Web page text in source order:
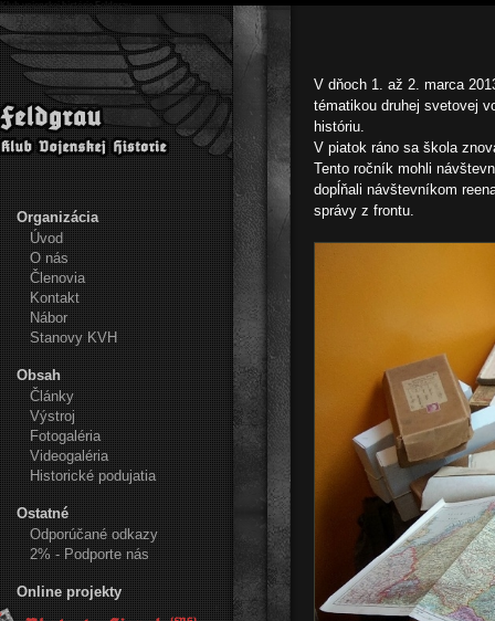
Klub vojenskej histórie Feldgrau
Organizácia
Úvod
O nás
Členovia
Kontakt
Nábor
Stanovy KVH
Obsah
Články
Výstroj
Fotogaléria
Videogaléria
Historické podujatia
Ostatné
Odporúčané odkazy
2% - Podporte nás
Online projekty
V dňoch 1. až 2. marca
tématikou druhej svetovej
históriu.
V piatok ráno sa škola
Tento ročník mohli
dopĺňali návštevníkom
správy z frontu.